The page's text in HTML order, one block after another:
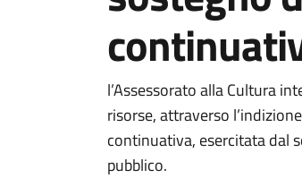
Dettagli
l’Assessorato alla Cultura
risorse, attraverso
continuativa, esercitata dal
pubblico.